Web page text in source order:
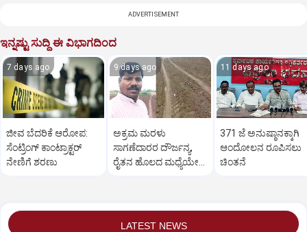
ADVERTISEMENT
ಇನ್ನಷ್ಟು ಸುದ್ದಿ ಈ ವಿಭಾಗದಿಂದ
7 days ago
ಜೀವ ಬೆದರಿಕೆ ಆರೋಪ:
ಸೆಂಟ್ರಿಂಗ್ ಕಾಂಟ್ರಾಕ್ಟರ್
ನೇಣಿಗೆ ಶರಣು
9 days ago
ಅಕ್ರಮ ಮರಳು
ಸಾಗಣೆದಾರರ ದೌರ್ಜನ್ಯ,
ರೈತನ ಹೊಲದ ಮಧ್ಯೆಯೇ
11 days ago
371 ಜೆ ಅನುಷ್ಠಾನಕ್ಕಾಗಿ
ಆಂದೋಲನ ರೂಪಿಸಲು
ಚಿಂತನೆ
LATEST NEWS